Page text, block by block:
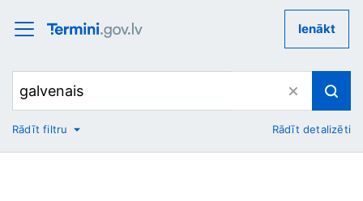
Ienākt
No
Rādīt filtru Rādīt detalizēti